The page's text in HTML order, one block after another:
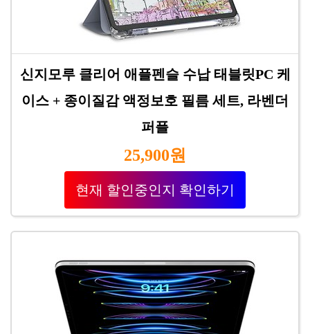
신지모루 클리어 애플펜슬 수납 태블릿PC 케
이스 + 종이질감 액정보호 필름 세트, 라벤더
퍼플
25,900원
현재 할인중인지 확인하기